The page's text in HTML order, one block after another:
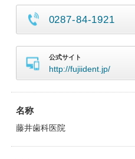
0287-84-1921
公式サイト
http://fujiident.jp/
名称
藤井歯科医院